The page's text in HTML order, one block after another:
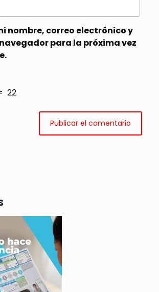
nombre, correo electrónico y
para la próxima vez
22